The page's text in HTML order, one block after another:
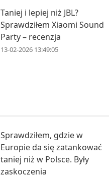
Taniej i lepiej niż JBL?
Sprawdziłem Xiaomi Sound
Party – recenzja
13-02-2026 13:49:05
Sprawdziłem, gdzie w
Europie da się zatankować
taniej niż w Polsce. Były
zaskoczenia